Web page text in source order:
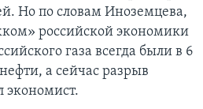
Но по словам Иноземцева,
российской экономики
газа всегда были в 6
а сейчас разрыв
экономист.